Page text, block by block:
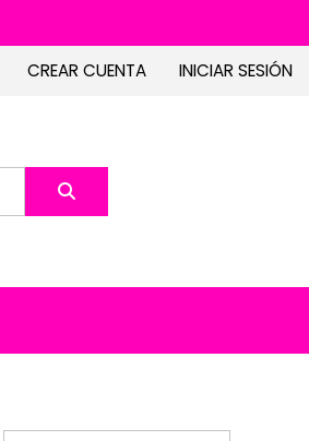
CREAR CUENTA INICIAR SESIÓN